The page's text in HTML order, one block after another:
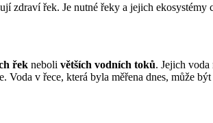
zdraví řek. Je nutné řeky a jejich ekosystémy
řek neboli větších vodních toků. Jejich
v řece, která byla měřena dnes, může